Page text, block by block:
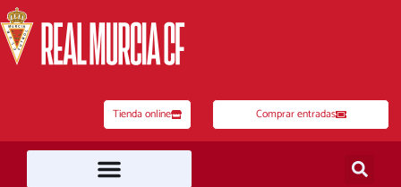
al
contenido
Tienda online Comprar entradas